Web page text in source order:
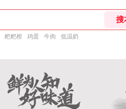
粑粑柑 鸡蛋 牛肉 低温奶